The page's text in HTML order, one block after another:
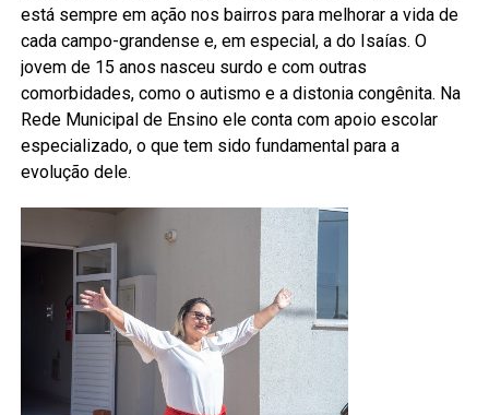
está sempre em ação nos bairros para melhorar a vida de
cada campo-grandense e, em especial, a do Isaías. O
jovem de 15 anos nasceu surdo e com outras
comorbidades, como o autismo e a distonia congênita. Na
Rede Municipal de Ensino ele conta com apoio escolar
especializado, o que tem sido fundamental para a
evolução dele.